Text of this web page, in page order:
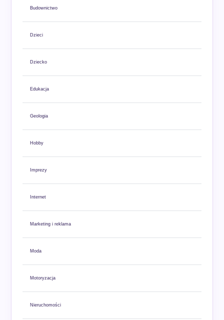
Budownictwo
Dzieci
Dziecko
Edukacja
Geologia
Hobby
Imprezy
Internet
Marketing i reklama
Moda
Motoryzacja
Nieruchomości